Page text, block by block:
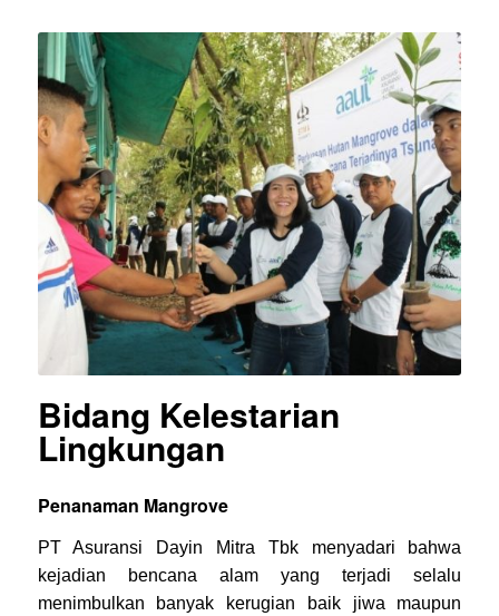
Bidang Kelestarian
Lingkungan
Penanaman Mangrove
PT Asuransi Dayin Mitra Tbk menyadari bahwa
kejadian bencana alam yang terjadi selalu
menimbulkan banyak kerugian baik jiwa maupun